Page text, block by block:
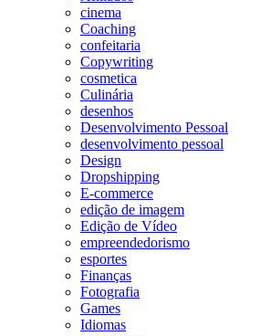
cinema
Coaching
confeitaria
Copywriting
cosmetica
Culinária
desenhos
Desenvolvimento Pessoal
desenvolvimento pessoal
Design
Dropshipping
E-commerce
edição de imagem
Edição de Vídeo
empreendedorismo
esportes
Finanças
Fotografia
Games
Idiomas